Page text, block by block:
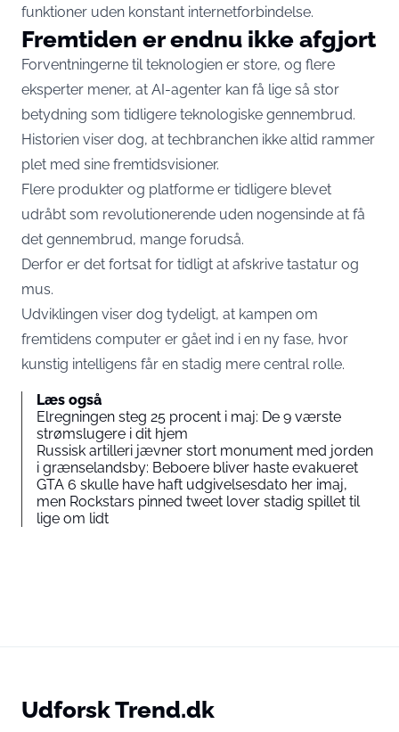
funktioner uden konstant internetforbindelse.
Fremtiden er endnu ikke afgjort
Forventningerne til teknologien er store, og flere
eksperter mener, at AI-agenter kan få lige så stor
betydning som tidligere teknologiske gennembrud.
Historien viser dog, at techbranchen ikke altid rammer
plet med sine fremtidsvisioner.
Flere produkter og platforme er tidligere blevet
udråbt som revolutionerende uden nogensinde at få
det gennembrud, mange forudså.
Derfor er det fortsat for tidligt at afskrive tastatur og
mus.
Udviklingen viser dog tydeligt, at kampen om
fremtidens computer er gået ind i en ny fase, hvor
kunstig intelligens får en stadig mere central rolle.
Læs også
Elregningen steg 25 procent i maj: De 9 værste
strømslugere i dit hjem
Russisk artilleri jævner stort monument med jorden
i grænselandsby: Beboere bliver haste evakueret
GTA 6 skulle have haft udgivelsesdato her imaj,
men Rockstars pinned tweet lover stadig spillet til
lige om lidt
Udforsk Trend.dk